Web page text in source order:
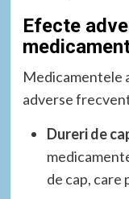
Efecte
Medicamentele
adverse
Dureri de
de cap, care